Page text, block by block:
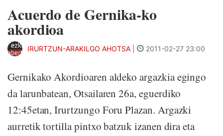
Acuerdo de Gernika-ko
akordioa
IRURTZUN-ARAKILGO AHOTSA 2011-02-27 23:00
Gernikako Akordioaren aldeko argazkia egingo
da larunbatean, Otsailaren 26a, eguerdiko
12:45etan, Irurtzungo Foru Plazan. Argazki
aurretik tortilla pintxo batzuk izanen dira eta